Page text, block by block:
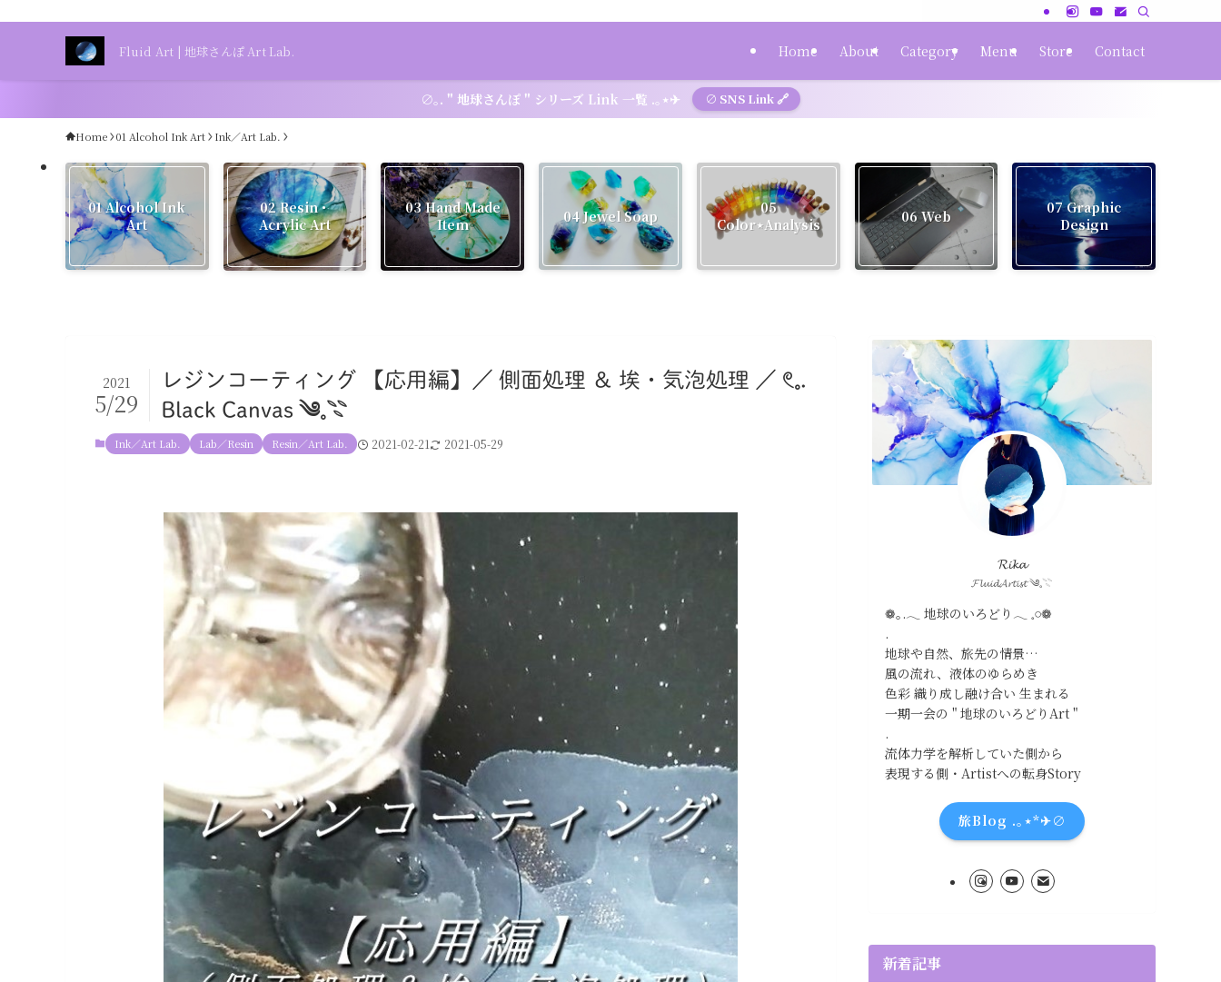
Fluid Art | 地球さんぽ Art Lab. Home About Category Menu Store Contact
∅｡. " 地球さんぽ " シリーズ Link 一覧 .｡⋆✈ ∅ SNS Link 🔗
Home 01 Alcohol Ink Art Ink／Art Lab.
01 Alcohol Ink
Art
02 Resin・
Acrylic Art
03 Hand Made
Item
04 Jewel Soap
05
Color⋆Analysis
06 Web
07 Graphic
Design
レジンコーティング 【応用編】／ 側面処理 ＆ 埃・気泡処理 ／ 𓏲𓈒.
Black Canvas ༄𓈒𓇢
2021
5/29
Ink／Art Lab. Lab／Resin Resin／Art Lab. 2021-02-21 2021-05-29
𝓡𝓲𝓴𝓪
𝓕𝓵𝓾𝓲𝓭𝓐𝓻𝓽𝓲𝓼𝓽 ༄𓈒𓇢
❁｡.𓂃 地球のいろどり𓂃 𓈒𓏸❁
.
地球や自然、旅先の情景…
風の流れ、液体のゆらめき
色彩 織り成し融け合い 生まれる
一期一会の " 地球のいろどりArt "
.
流体力学を解析していた側から
表現する側・Artistへの転身Story
旅Blog .｡⋆*✈∅
新着記事